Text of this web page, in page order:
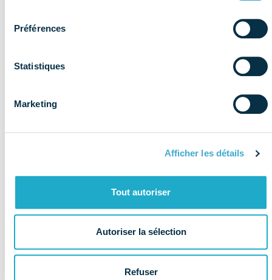
Préférences
Statistiques
Marketing
Afficher les détails
Tout autoriser
Autoriser la sélection
Refuser
Newsletter réglementaire –